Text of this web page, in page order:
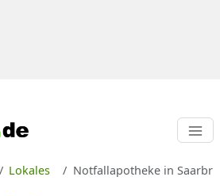
Lokales Notfallapotheke in